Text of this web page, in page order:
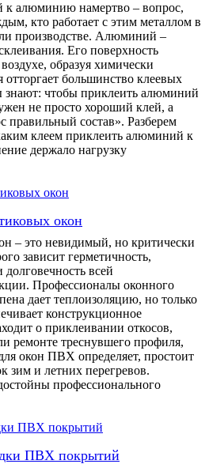
алюминию намертво – вопрос,
кто работает с этим металлом в
производстве. Алюминий –
Его поверхность
образуя химически
отторгает большинство клеевых
знают: чтобы приклеить алюминий
не просто хороший клей, а
правильный состав». Разберем
клеем приклеить алюминий к
держало нагрузку
окон
– это невидимый, но критически
зависит герметичность,
долговечность всей
Профессионалы оконного
дает теплоизоляцию, но только
конструкционное
о приклеивании откосов,
ремонте треснувшего профиля,
окон ПВХ определяет, простоит
зим и летних перегревов.
профессионального
ПВХ покрытий